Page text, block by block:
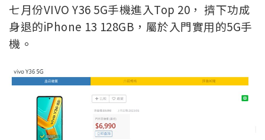
七月份VIVO Y36 5G手機進入Top 20， 擠下功成
身退的iPhone 13 128GB，屬於入門實用的5G手
機。